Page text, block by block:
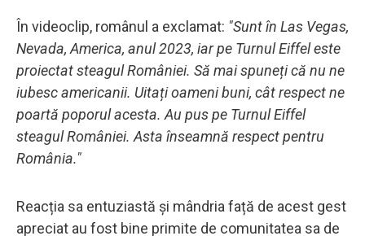
În videoclip, românul a exclamat: "Sunt în Las Vegas,
Nevada, America, anul 2023, iar pe Turnul Eiffel este
proiectat steagul României. Să mai spuneți că nu ne
iubesc americanii. Uitați oameni buni, cât respect ne
poartă poporul acesta. Au pus pe Turnul Eiffel
steagul României. Asta înseamnă respect pentru
România."
Reacția sa entuziastă și mândria față de acest gest
apreciat au fost bine primite de comunitatea sa de